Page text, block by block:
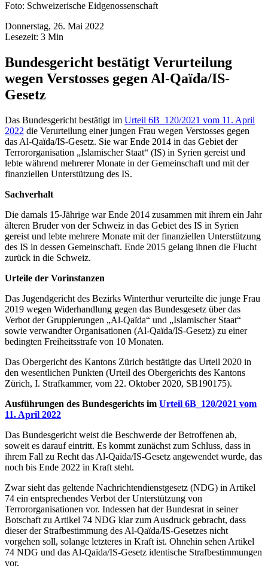
Foto: Schweizerische Eidgenossenschaft
Donnerstag, 26. Mai 2022
Lesezeit: 3 Min
Bundesgericht bestätigt Verurteilung
wegen Verstosses gegen Al-Qaïda/IS-
Gesetz
Das Bundesgericht bestätigt im Urteil 6B_120/2021 vom 11. April
2022 die Verurteilung einer jungen Frau wegen Verstosses gegen
das Al-Qaïda/IS-Gesetz. Sie war Ende 2014 in das Gebiet der
Terrororganisation „Islamischer Staat“ (IS) in Syrien gereist und
lebte während mehrerer Monate in der Gemeinschaft und mit der
finanziellen Unterstützung des IS.
Sachverhalt
Die damals 15-Jährige war Ende 2014 zusammen mit ihrem ein Jahr
älteren Bruder von der Schweiz in das Gebiet des IS in Syrien
gereist und lebte mehrere Monate mit der finanziellen Unterstützung
des IS in dessen Gemeinschaft. Ende 2015 gelang ihnen die Flucht
zurück in die Schweiz.
Urteile der Vorinstanzen
Das Jugendgericht des Bezirks Winterthur verurteilte die junge Frau
2019 wegen Widerhandlung gegen das Bundesgesetz über das
Verbot der Gruppierungen „Al-Qaïda“ und „Islamischer Staat“
sowie verwandter Organisationen (Al-Qaïda/IS-Gesetz) zu einer
bedingten Freiheitsstrafe von 10 Monaten.
Das Obergericht des Kantons Zürich bestätigte das Urteil 2020 in
den wesentlichen Punkten (Urteil des Obergerichts des Kantons
Zürich, I. Strafkammer, vom 22. Oktober 2020, SB190175).
Ausführungen des Bundesgerichts im Urteil 6B_120/2021 vom
11. April 2022
Das Bundesgericht weist die Beschwerde der Betroffenen ab,
soweit es darauf eintritt. Es kommt zunächst zum Schluss, dass in
ihrem Fall zu Recht das Al-Qaïda/IS-Gesetz angewendet wurde, das
noch bis Ende 2022 in Kraft steht.
Zwar sieht das geltende Nachrichtendienstgesetz (NDG) in Artikel
74 ein entsprechendes Verbot der Unterstützung von
Terrororganisationen vor. Indessen hat der Bundesrat in seiner
Botschaft zu Artikel 74 NDG klar zum Ausdruck gebracht, dass
dieser der Strafbestimmung des Al-Qaïda/IS-Gesetzes nicht
vorgehen soll, solange letzteres in Kraft ist. Ohnehin sehen Artikel
74 NDG und das Al-Qaïda/IS-Gesetz identische Strafbestimmungen
vor.